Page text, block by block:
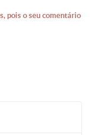
pois o seu comentário